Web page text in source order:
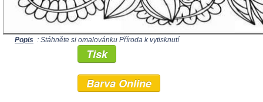
Popis : Stáhněte si omalovánku Příroda k vytisknutí
Tisk
Barva Online